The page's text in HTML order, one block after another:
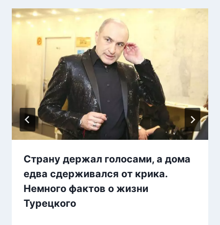
Страну держал голосами, а дома
едва сдерживался от крика.
Немного фактов о жизни
Турецкого